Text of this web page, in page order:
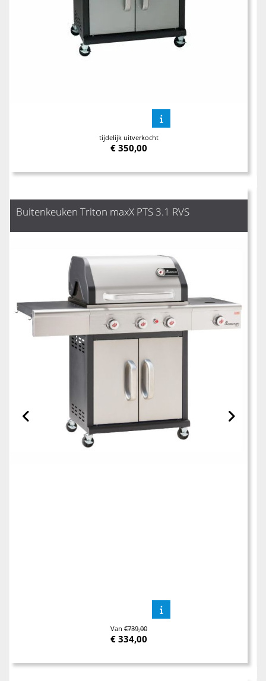
tijdelijk uitverkocht
€ 350,00
Buitenkeuken Triton maxX PTS 3.1 RVS
Van €739,00
€ 334,00